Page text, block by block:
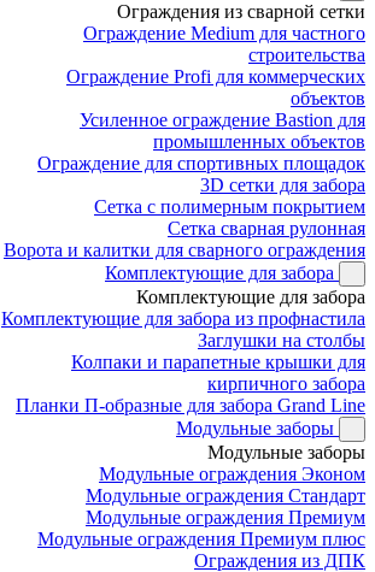
Ограждения из сварной сетки
Ограждение Medium для частного
строительства
Ограждение Profi для коммерческих
объектов
Усиленное ограждение Bastion для
промышленных объектов
Ограждение для спортивных площадок
3D сетки для забора
Сетка с полимерным покрытием
Сетка сварная рулонная
Ворота и калитки для сварного ограждения
Комплектующие для забора
Комплектующие для забора
Комплектующие для забора из профнастила
Заглушки на столбы
Колпаки и парапетные крышки для
кирпичного забора
Планки П-образные для забора Grand Line
Модульные заборы
Модульные заборы
Модульные ограждения Эконом
Модульные ограждения Стандарт
Модульные ограждения Премиум
Модульные ограждения Премиум плюс
Ограждения из ДПК